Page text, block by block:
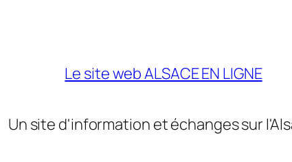
Le site web ALSACE EN LIGNE
Un site d'information et échanges sur